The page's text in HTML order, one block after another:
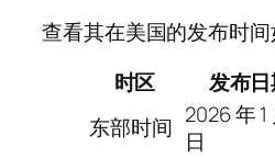
查看其在美国的发布时间
时区
发布
东部时间 2026 年 1
日